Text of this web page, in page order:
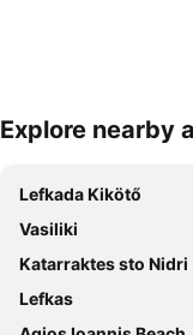
Nagy méretű térkép
Explore nearby
Lefkada Kikötő
Vasiliki
Katarraktes sto Nidri
Lefkas